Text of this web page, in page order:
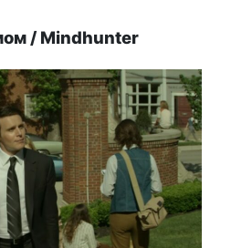
/ Mindhunter